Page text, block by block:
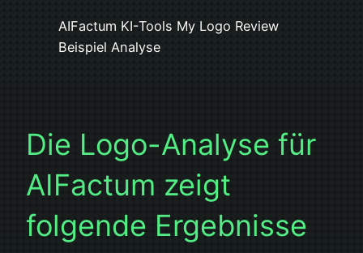
AIFactum KI-Tools My Logo Review
Beispiel Analyse
Die Logo-Analyse für
AIFactum zeigt
folgende Ergebnisse